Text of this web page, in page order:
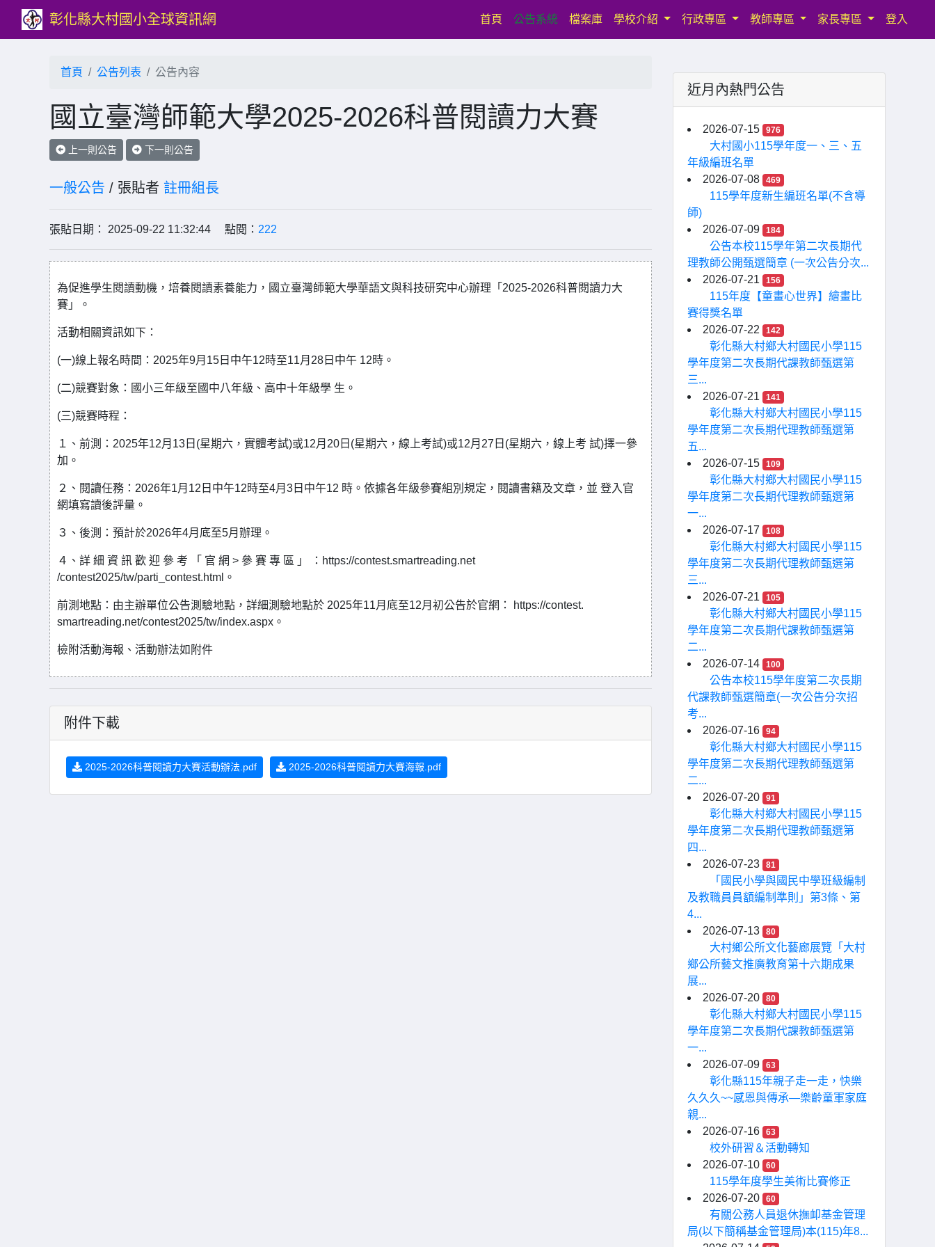
彰化縣大村國小全球資訊網 首頁 (current)
公告系統 檔案庫 學校介紹 行政專區 教師專區 家長專區 登入
首頁 公告列表 公告內容
國立臺灣師範大學2025-2026科普閱讀力大賽
上一則公告 下一則公告
一般公告 / 張貼者 註冊組長
張貼日期： 2025-09-22 11:32:44 點閱： 222
為促進學生閱讀動機，培養閱讀素養能力，國立臺灣師範大學華語文與科技研究中心辦理「2025-2026科普閱讀力大
賽」。
活動相關資訊如下：
(一)線上報名時間：2025年9月15日中午12時至11月28日中午 12時。
(二)競賽對象：國小三年級至國中八年級、高中十年級學 生。
(三)競賽時程：
１、前測：2025年12月13日(星期六，實體考試)或12月20日(星期六，線上考試)或12月27日(星期六，線上考 試)擇一參
加。
２、閱讀任務：2026年1月12日中午12時至4月3日中午12 時。依據各年級參賽組別規定，閱讀書籍及文章，並 登入官
網填寫讀後評量。
３、後測：預計於2026年4月底至5月辦理。
４、詳 細 資 訊 歡 迎 參 考 「 官 網 > 參 賽 專 區 」 ：https://contest.smartreading.net
/contest2025/tw/parti_contest.html。
前測地點：由主辦單位公告測驗地點，詳細測驗地點於 2025年11月底至12月初公告於官網： https://contest.
smartreading.net/contest2025/tw/index.aspx。
檢附活動海報、活動辦法如附件
附件下載
2025-2026科普閱讀力大賽活動辦法.pdf 2025-2026科普閱讀力大賽海報.pdf
近月內熱門公告
2026-07-15 976
大村國小115學年度一、三、五
年級編班名單
2026-07-08
469
115學年度新生編班名單(不含導
師)
2026-07-09
184
公告本校115學年第二次長期代
理教師公開甄選簡章 (一次公告分次...
2026-07-21
156
115年度【童畫心世界】繪畫比
賽得獎名單
2026-07-22
142
彰化縣大村鄉大村國民小學115
學年度第二次長期代課教師甄選第
三...
2026-07-21
141
彰化縣大村鄉大村國民小學115
學年度第二次長期代理教師甄選第
五...
2026-07-15
109
彰化縣大村鄉大村國民小學115
學年度第二次長期代理教師甄選第
一...
2026-07-17
108
彰化縣大村鄉大村國民小學115
學年度第二次長期代理教師甄選第
三...
2026-07-21
105
彰化縣大村鄉大村國民小學115
學年度第二次長期代課教師甄選第
二...
2026-07-14
100
公告本校115學年度第二次長期
代課教師甄選簡章(一次公告分次招
考...
2026-07-16
94
彰化縣大村鄉大村國民小學115
學年度第二次長期代理教師甄選第
二...
2026-07-20
91
彰化縣大村鄉大村國民小學115
學年度第二次長期代理教師甄選第
四...
2026-07-23
81
「國民小學與國民中學班級編制
及教職員員額編制準則」第3條、第
4...
2026-07-13
80
大村鄉公所文化藝廊展覽「大村
鄉公所藝文推廣教育第十六期成果
展...
2026-07-20
80
彰化縣大村鄉大村國民小學115
學年度第二次長期代課教師甄選第
一...
2026-07-09
63
彰化縣115年親子走一走，快樂
久久久~~感恩與傳承—樂齡童軍家庭
親...
2026-07-16
63
校外研習＆活動轉知
2026-07-10
60
115學年度學生美術比賽修正
2026-07-20
60
有關公務人員退休撫卹基金管理
局(以下簡稱基金管理局)本(115)年8...